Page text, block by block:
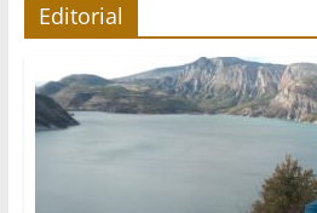
Editorial